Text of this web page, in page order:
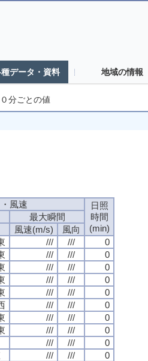
データ・資料 地域の情報
０分ごとの値
風速
日照
時間
(min)
最大瞬間
風速(m/s)
風向
/// ///
0
/// ///
0
/// ///
0
/// ///
0
/// ///
0
/// ///
0
/// ///
0
/// ///
0
/// ///
0
/// ///
0
風速
日照
時間
(min)
最大瞬間
風速(m/s)
風向
/// ///
0
/// ///
0
/// ///
0
/// ///
0
/// ///
0
/// ///
0
/// ///
0
/// ///
0
/// ///
0
/// ///
0
風速
日照
時間
(min)
最大瞬間
風速(m/s)
風向
/// ///
0
/// ///
0
/// ///
0
/// ///
0
/// ///
0
/// ///
0
/// ///
0
/// ///
0
/// ///
0
/// ///
0
風速
日照
時間
(min)
最大瞬間
風速(m/s)
風向
/// ///
0
/// ///
0
/// ///
0
/// ///
0
/// ///
0
/// ///
0
/// ///
0
/// ///
0
/// ///
0
/// ///
0